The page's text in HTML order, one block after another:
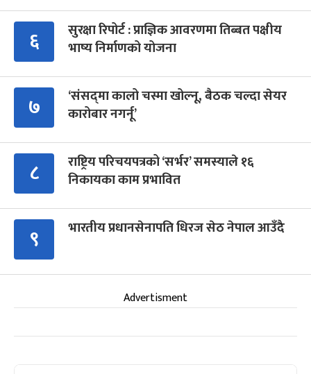
६
सुरक्षा रिपोर्ट : प्राज्ञिक आवरणमा तिब्बत पक्षीय
भाष्य निर्माणको योजना
७
‘संसद्‍मा कालो चस्मा खोल्नू, बैठक चल्दा सेयर
कारोबार नगर्नू’
८
राष्ट्रिय परिचयपत्रको ‘सर्भर’ समस्याले १६
निकायका काम प्रभावित
९ भारतीय प्रधानसेनापति धिरज सेठ नेपाल आउँदै
Advertisment